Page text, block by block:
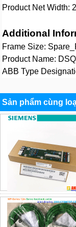
Product Net Width:
Additional
Frame Size:
Product Name:
ABB Type
Sản phẩm cùng